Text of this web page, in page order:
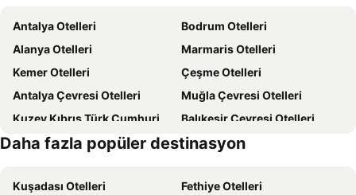
Antalya Otelleri
Bodrum Otelleri
Alanya Otelleri
Marmaris Otelleri
Kemer Otelleri
Çeşme Otelleri
Antalya Çevresi Otelleri
Muğla Çevresi Otelleri
Kuzey Kıbrıs Türk Cumhuriyeti Otelleri
Balıkesir Çevresi Otelleri
Kıbrıs Otelleri
Ege Sahilleri Otelleri
Daha fazla popüler destinasyon
Kuşadası Otelleri
Fethiye Otelleri